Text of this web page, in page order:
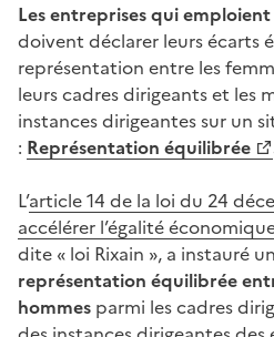
Les entreprises qui emploient
doivent déclarer leurs écarts
représentation entre les
leurs cadres dirigeants et les
instances dirigeantes sur un
: Représentation équilibrée
L’article 14 de la loi du 24
accélérer l’égalité
dite « loi Rixain », a instauré
représentation équilibrée
hommes parmi les cadres